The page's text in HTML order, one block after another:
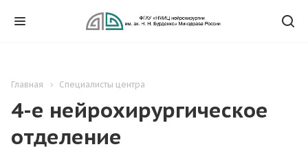
Главная Специалисты центра
4-e нейрохирургическое
отделение